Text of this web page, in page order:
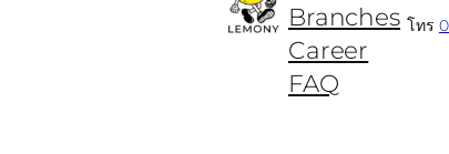
Branches
Career
FAQ
โทร